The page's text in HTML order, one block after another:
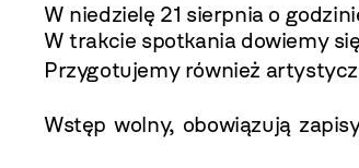
W niedzielę 21 sierpnia o
W trakcie spotkania dowiemy
Przygotujemy również
Wstęp wolny, obowiązują